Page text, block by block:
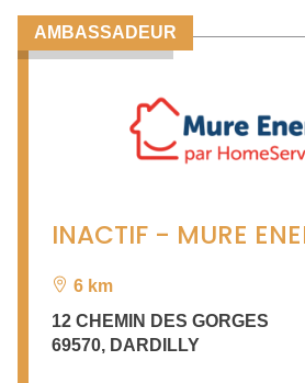
AMBASSADEUR
INACTIF - MURE
6 km
12 CHEMIN DES GORGES
69570, DARDILLY